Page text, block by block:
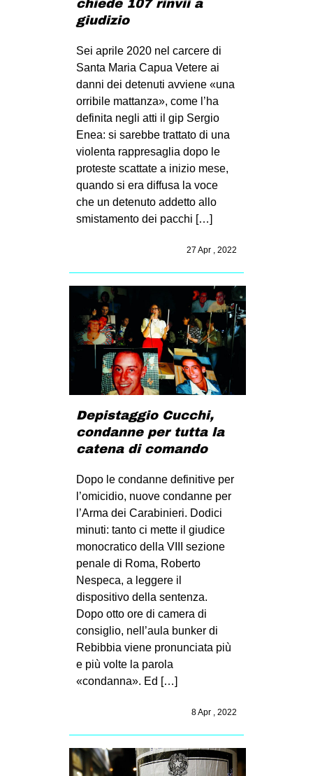
chiede 107 rinvii a
giudizio
Sei aprile 2020 nel carcere di
Santa Maria Capua Vetere ai
danni dei detenuti avviene «una
orribile mattanza», come l’ha
definita negli atti il gip Sergio
Enea: si sarebbe trattato di una
violenta rappresaglia dopo le
proteste scattate a inizio mese,
quando si era diffusa la voce
che un detenuto addetto allo
smistamento dei pacchi […]
27 Apr , 2022
Depistaggio Cucchi,
condanne per tutta la
catena di comando
Dopo le condanne definitive per
l’omicidio, nuove condanne per
l’Arma dei Carabinieri. Dodici
minuti: tanto ci mette il giudice
monocratico della VIII sezione
penale di Roma, Roberto
Nespeca, a leggere il
dispositivo della sentenza.
Dopo otto ore di camera di
consiglio, nell’aula bunker di
Rebibbia viene pronunciata più
e più volte la parola
«condanna». Ed […]
8 Apr , 2022